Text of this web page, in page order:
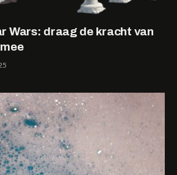
Wars: draag de kracht van